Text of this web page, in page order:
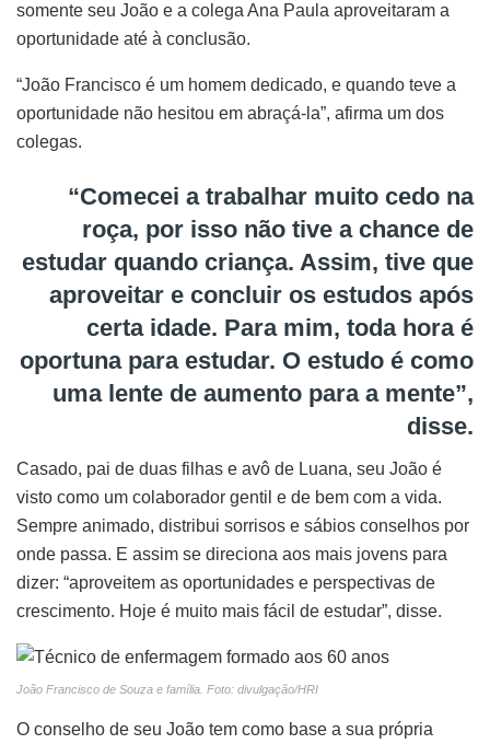
somente seu João e a colega Ana Paula aproveitaram a
oportunidade até à conclusão.
“João Francisco é um homem dedicado, e quando teve a
oportunidade não hesitou em abraçá-la”, afirma um dos
colegas.
“Comecei a trabalhar muito cedo na
roça, por isso não tive a chance de
estudar quando criança. Assim, tive que
aproveitar e concluir os estudos após
certa idade. Para mim, toda hora é
oportuna para estudar. O estudo é como
uma lente de aumento para a mente”,
disse.
Casado, pai de duas filhas e avô de Luana, seu João é
visto como um colaborador gentil e de bem com a vida.
Sempre animado, distribui sorrisos e sábios conselhos por
onde passa. E assim se direciona aos mais jovens para
dizer: “aproveitem as oportunidades e perspectivas de
crescimento. Hoje é muito mais fácil de estudar”, disse.
João Francisco de Souza e família. Foto: divulgação/HRI
O conselho de seu João tem como base a sua própria